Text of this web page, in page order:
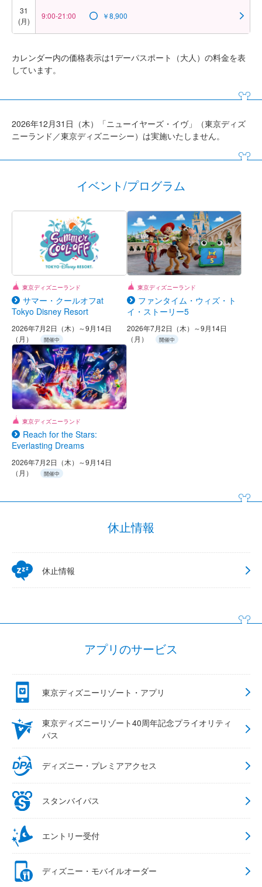
31
(月)
9:00-21:00 ￥8,900
カレンダー内の価格表示は1デーパスポート（大人）の料金を表
しています。
2026年12月31日（木）「ニューイヤーズ・イヴ」（東京ディズ
ニーランド／東京ディズニーシー）は実施いたしません。
イベント/プログラム
東京ディズニーランド
サマー・クールオフat
Tokyo Disney Resort
2026年7月2日（木）～9月14日
（月）
開催中
東京ディズニーランド
ファンタイム・ウィズ・ト
イ・ストーリー5
2026年7月2日（木）～9月14日
（月）
開催中
東京ディズニーランド
Reach for the Stars:
Everlasting Dreams
2026年7月2日（木）～9月14日
（月）
開催中
休止情報
休止情報
アプリのサービス
東京ディズニーリゾート・アプリ
東京ディズニーリゾート40周年記念プライオリティ
パス
ディズニー・プレミアアクセス
スタンバイパス
エントリー受付
ディズニー・モバイルオーダー